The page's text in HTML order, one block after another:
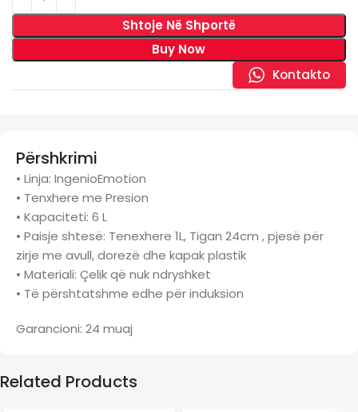
Shtoje Në Shportë
Buy Now
Kontakto
Përshkrimi
• Linja: IngenioEmotion
• Tenxhere me Presion
• Kapaciteti: 6 L
• Paisje shtesë: Tenexhere 1L, Tigan 24cm , pjesë për
zirje me avull, dorezë dhe kapak plastik
• Materiali: Çelik që nuk ndryshket
• Të përshtatshme edhe për induksion
Garancioni: 24 muaj
Related Products